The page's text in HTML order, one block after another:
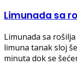
Limunada sa
Limunada sa
limuna tanak sloj
minuta dok se